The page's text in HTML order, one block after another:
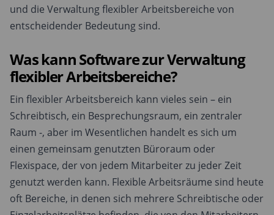
und die Verwaltung flexibler Arbeitsbereiche von
entscheidender Bedeutung sind.
Was kann Software zur Verwaltung
flexibler Arbeitsbereiche?
Ein flexibler Arbeitsbereich kann vieles sein – ein
Schreibtisch, ein Besprechungsraum, ein zentraler
Raum -, aber im Wesentlichen handelt es sich um
einen gemeinsam genutzten Büroraum oder
Flexispace, der von jedem Mitarbeiter zu jeder Zeit
genutzt werden kann. Flexible Arbeitsräume sind heute
oft Bereiche, in denen sich mehrere Schreibtische oder